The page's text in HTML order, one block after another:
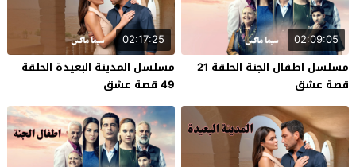
02:09:05
مسلسل اطفال الجنة الحلقة 21
قصة عشق
02:17:25
مسلسل المدينة البعيدة الحلقة
49 قصة عشق